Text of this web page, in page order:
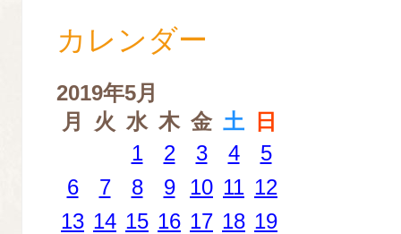
カレンダー
2019年5月
月
火 水 木 金 土 日
1 2 3 4
5
6
7 8 9 10 11 12
13 14 15 16 17 18 19